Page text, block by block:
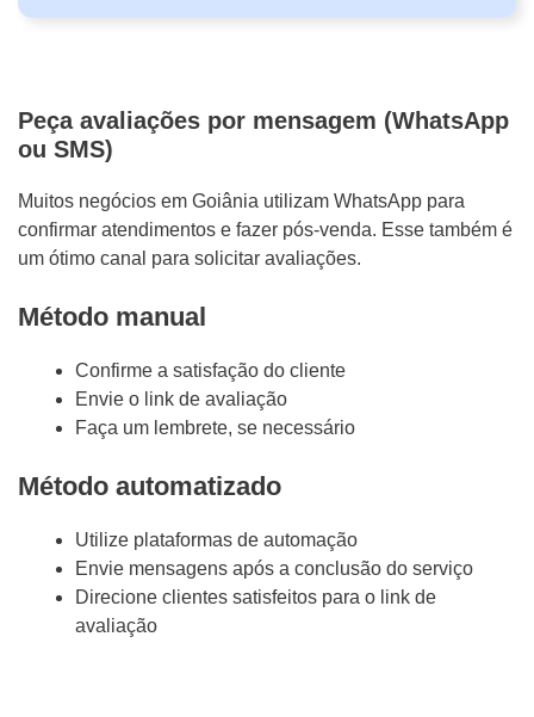
Peça avaliações por mensagem (WhatsApp
ou SMS)
Muitos negócios em Goiânia utilizam WhatsApp para
confirmar atendimentos e fazer pós-venda. Esse também é
um ótimo canal para solicitar avaliações.
Método manual
Confirme a satisfação do cliente
Envie o link de avaliação
Faça um lembrete, se necessário
Método automatizado
Utilize plataformas de automação
Envie mensagens após a conclusão do serviço
Direcione clientes satisfeitos para o link de
avaliação